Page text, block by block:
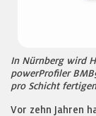
In Nürnberg wird
powerProfiler
pro Schicht
Vor zehn Jahren